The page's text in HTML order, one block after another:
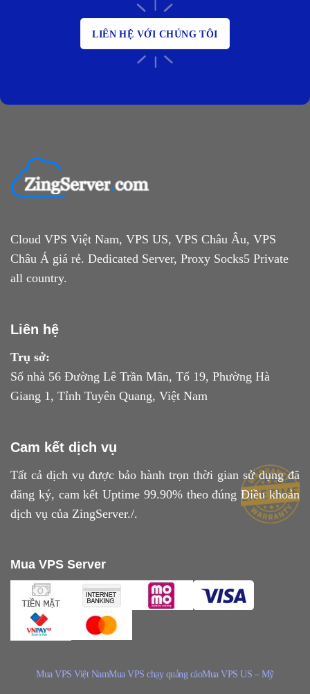
LIÊN HỆ VỚI CHÚNG TÔI
Cloud VPS Việt Nam, VPS US, VPS Châu Âu, VPS
Châu Á giá rẻ. Dedicated Server, Proxy Socks5 Private
all country.
Liên hệ
Trụ sở:
Số nhà 56 Đường Lê Trần Mãn, Tổ 19, Phường Hà
Giang 1, Tỉnh Tuyên Quang, Việt Nam
Cam kết dịch vụ
Tất cả dịch vụ được bảo hành trọn thời gian sử dụng đã
đăng ký, cam kết Uptime 99.90% theo đúngĐiều khoản
dịch vụ của ZingServer./.
Mua VPS Server
Mua VPS Việt NamMua VPS chạy quảng cáoMua VPS US – Mỹ